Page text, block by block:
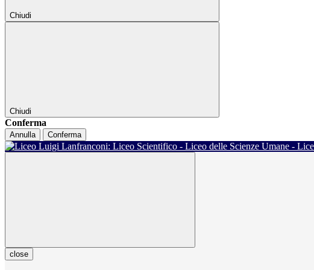
Chiudi
Chiudi
Conferma
Annulla Conferma
close